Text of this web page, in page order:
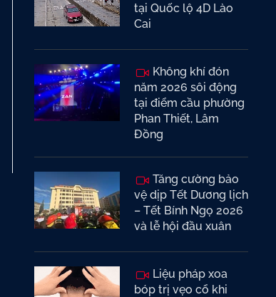
tại Quốc lộ 4D Lào
Cai
Không khí đón
năm 2026 sôi động
tại điểm cầu phường
Phan Thiết, Lâm
Đồng
Tăng cường bảo
vệ dịp Tết Dương lịch
– Tết Bính Ngọ 2026
và lễ hội đầu xuân
Liệu pháp xoa
bóp trị vẹo cổ khi